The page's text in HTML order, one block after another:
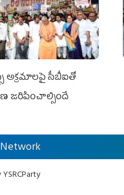
అక్రమాలపై సీబీఐతో
జరిపించాల్సిందే